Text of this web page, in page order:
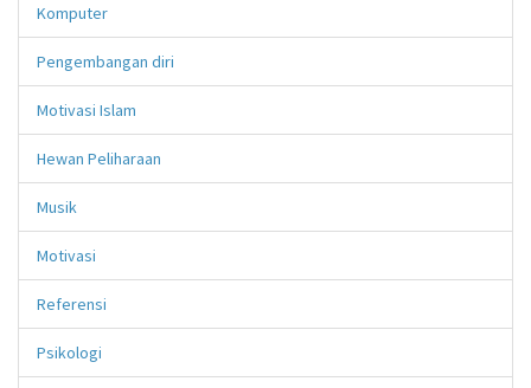
Komputer
Pengembangan diri
Motivasi Islam
Hewan Peliharaan
Musik
Motivasi
Referensi
Psikologi